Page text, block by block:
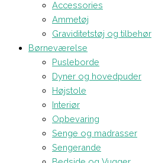
Accessories
Ammetøj
Graviditetstøj og tilbehør
Børneværelse
Pusleborde
Dyner og hovedpuder
Højstole
Interiør
Opbevaring
Senge og madrasser
Sengerande